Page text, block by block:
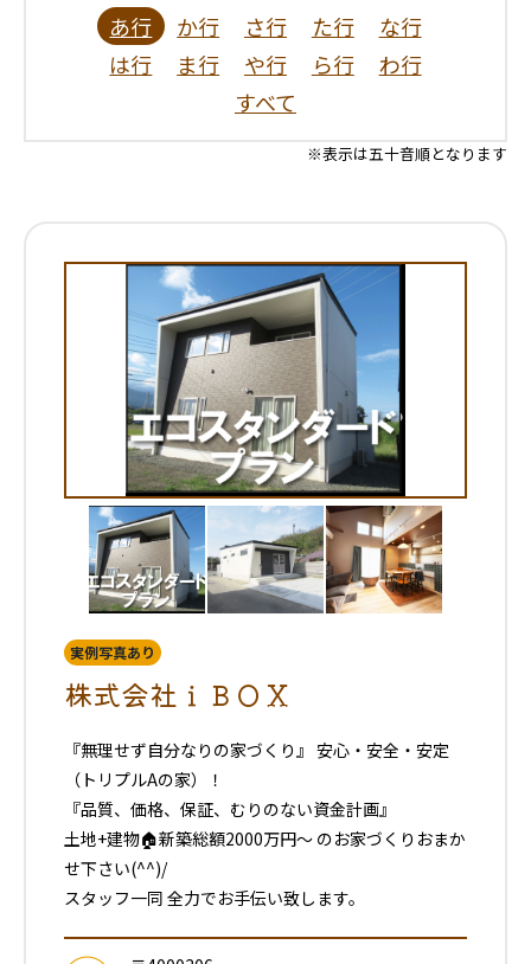
あ行 か行 さ行 た行
な行
は行
ま行 や行 ら行
わ行
すべて
※表示は五十音順となります
実例写真あり
株式会社ｉＢＯＸ
『無理せず自分なりの家づくり』 安心・安全・安定
（トリプルAの家）！
『品質、価格、保証、むりのない資金計画』
土地+建物🏠新築総額2000万円〜 のお家づくりおまか
せ下さい(^^)/
スタッフ一同 全力でお手伝い致します。